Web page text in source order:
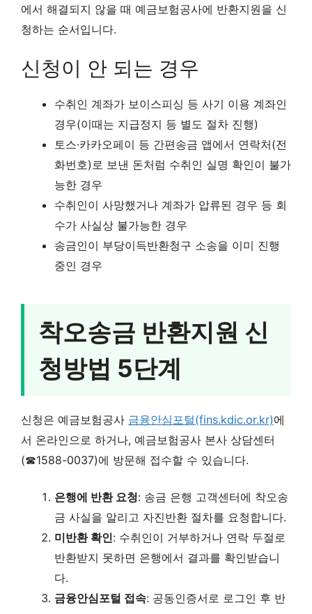
에서 해결되지 않을 때 예금보험공사에 반환지원을 신
청하는 순서입니다.
신청이 안 되는 경우
수취인 계좌가 보이스피싱 등 사기 이용 계좌인
경우(이때는 지급정지 등 별도 절차 진행)
토스·카카오페이 등 간편송금 앱에서 연락처(전
화번호)로 보낸 돈처럼 수취인 실명 확인이 불가
능한 경우
수취인이 사망했거나 계좌가 압류된 경우 등 회
수가 사실상 불가능한 경우
송금인이 부당이득반환청구 소송을 이미 진행
중인 경우
착오송금 반환지원 신
청방법 5단계
신청은 예금보험공사 금융안심포털(fins.kdic.or.kr)에
서 온라인으로 하거나, 예금보험공사 본사 상담센터
(☎1588-0037)에 방문해 접수할 수 있습니다.
은행에 반환 요청: 송금 은행 고객센터에 착오송
금 사실을 알리고 자진반환 절차를 요청합니다.
미반환 확인: 수취인이 거부하거나 연락 두절로
반환받지 못하면 은행에서 결과를 확인받습니
다.
금융안심포털 접속: 공동인증서로 로그인 후 반